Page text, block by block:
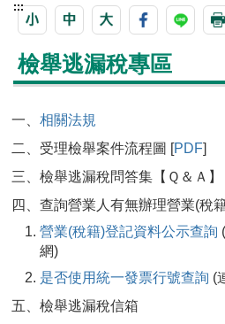
:::
檢舉逃漏稅專區
一、 相關法規
二、受理檢舉案件流程圖 [PDF]
三、檢舉逃漏稅問答集【Ｑ＆Ａ】
四、查詢營業人有無辦理營業(稅
營業(稅籍)登記資料公示查詢
網)
是否使用統一發票行號查詢 (
五、檢舉逃漏稅信箱